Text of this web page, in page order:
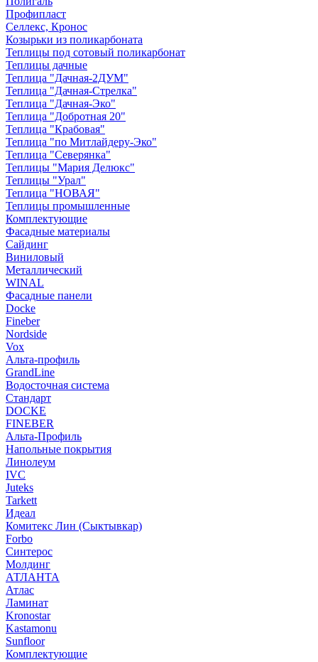
Профипласт
Селлекс, Кронос
Козырьки из поликарбоната
Теплицы под сотовый поликарбонат
Теплицы дачные
Теплица "Дачная-2ДУМ"
Теплица "Дачная-Стрелка"
Теплица "Дачная-Эко"
Теплица "Добротная 20"
Теплица "Крабовая"
Теплица "по Митлайдеру-Эко"
Теплица "Северянка"
Теплицы "Мария Делюкс"
Теплицы "Урал"
Теплица "НОВАЯ"
Теплицы промышленные
Комплектующие
Фасадные материалы
Сайдинг
Виниловый
Металлический
WINAL
Фасадные панели
Docke
Fineber
Nordside
Vox
Альта-профиль
GrandLine
Водосточная система
Стандарт
DOCKE
FINEBER
Альта-Профиль
Напольные покрытия
Линолеум
IVC
Juteks
Tarkett
Идеал
Комитекс Лин (Сыктывкар)
Forbo
Синтерос
Молдинг
АТЛАНТА
Атлас
Ламинат
Kronostar
Kastamonu
Sunfloor
Комплектующие